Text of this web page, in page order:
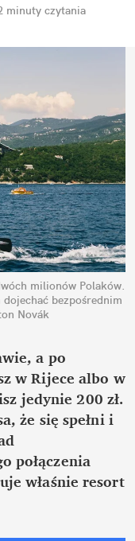
minuty czytania
milionów Polaków.
bezpośrednim
Novák
a po
w Rijece albo w
jedynie 200 zł.
że się spełni i
połączenia
właśnie resort